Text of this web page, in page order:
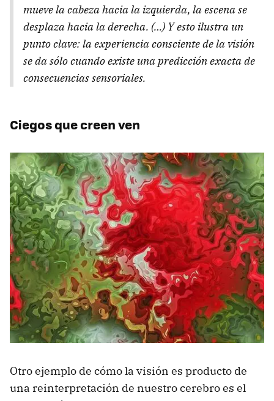
mueve la cabeza hacia la izquierda, la escena se
desplaza hacia la derecha. (…) Y esto ilustra un
punto clave: la experiencia consciente de la visión
se da sólo cuando existe una predicción exacta de
consecuencias sensoriales.
Ciegos que creen ven
Otro ejemplo de cómo la visión es producto de
una reinterpretación de nuestro cerebro es el